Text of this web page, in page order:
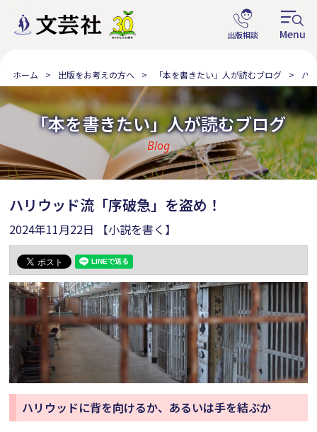
ホーム 出版をお考えの方へ 「本を書きたい」人が読むブログ ハ
「本を書きたい」人が読むブログ
Blog
ハリウッド流「序破急」を盗め！
2024年11月22日 【小説を書く】
ハリウッドに背を向けるか、あるいは手を結ぶか